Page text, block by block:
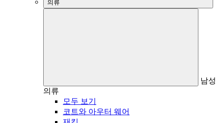
의류
남성
의류
모두 보기
코트와 아우터 웨어